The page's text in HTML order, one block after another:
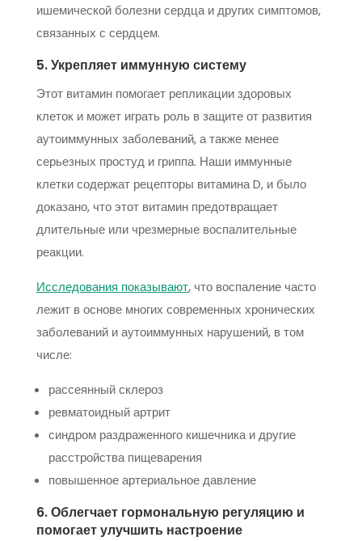
ишемической болезни сердца и других симптомов,
связанных с сердцем.
5. Укрепляет иммунную систему
Этот витамин помогает репликации здоровых
клеток и может играть роль в защите от развития
аутоиммунных заболеваний, а также менее
серьезных простуд и гриппа. Наши иммунные
клетки содержат рецепторы витамина D, и было
доказано, что этот витамин предотвращает
длительные или чрезмерные воспалительные
реакции.
Исследования показывают, что воспаление часто
лежит в основе многих современных хронических
заболеваний и аутоиммунных нарушений, в том
числе:
рассеянный склероз
ревматоидный артрит
синдром раздраженного кишечника и другие
расстройства пищеварения
повышенное артериальное давление
6. Облегчает гормональную регуляцию и
помогает улучшить настроение